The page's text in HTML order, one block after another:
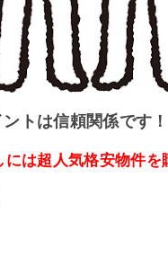
トは信頼関係です！
は超人気格安物件を